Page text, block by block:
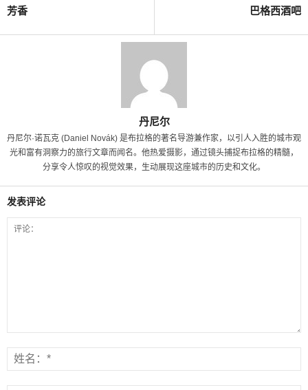
芳香 巴格西酒吧
丹尼尔
丹尼尔·诺瓦克 (Daniel Novák) 是布拉格的著名导游兼作家，以引人入胜的城市观
光和富有洞察力的旅行文章而闻名。他热爱摄影，通过镜头捕捉布拉格的精髓，
分享令人惊叹的视觉效果，生动展现这座城市的历史和文化。
发表评论